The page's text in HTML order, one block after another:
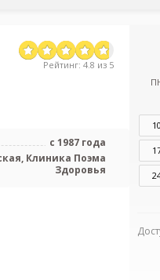
Рейтинг: 4.8 из 5
с 1987 года
Клиника Поэма
Здоровья
10